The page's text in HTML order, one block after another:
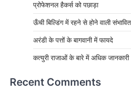
प्रोफेशनल हैकर्स को पछाड़ा
ऊँची बिल्डिंग में रहने से होने वाली
अरंडी के पत्तों के बागवानी में फायदे
कत्युरी राजाओं के बारे में अधिक जानकारी
Recent Comments